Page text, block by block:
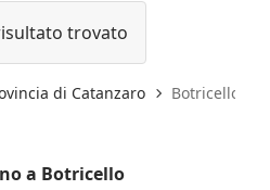
trovato
di Catanzaro Botricello
a Botricello